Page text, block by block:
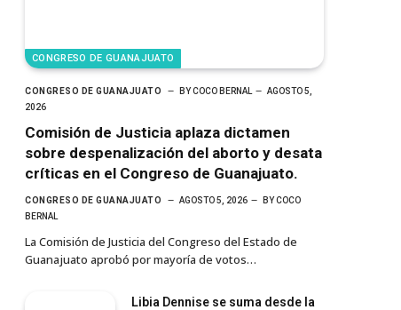
CONGRESO DE GUANAJUATO
CONGRESO DE GUANAJUATO BYCOCO BERNAL
AGOSTO 5,
2026
Comisión de Justicia aplaza dictamen
sobre despenalización del aborto y desata
críticas en el Congreso de Guanajuato.
CONGRESO DE GUANAJUATO AGOSTO 5, 2026 BYCOCO
BERNAL
La Comisión de Justicia del Congreso del Estado de
Guanajuato aprobó por mayoría de votos…
Libia Dennise se suma desde la